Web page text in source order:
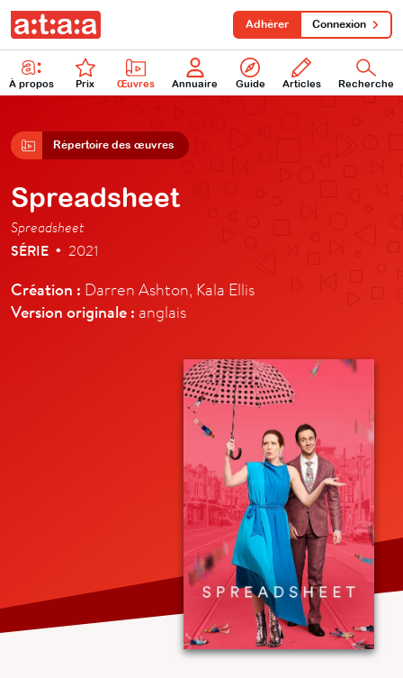
À propos Prix Œuvres Annuaire Guide Articles Recherche
Adhérer Connexion
Répertoire des œuvres
Spreadsheet
Spreadsheet
SÉRIE • 2021
Création : Darren Ashton, Kala Ellis
Version originale : anglais